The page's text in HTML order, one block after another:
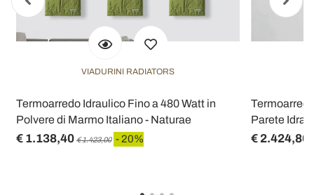
VIADURINI RADIATORS
Termoarredo Idraulico Fino a 480 Watt in
Polvere di Marmo Italiano - Naturae
€ 1.138,40 € 1.423,00 - 20%
Parete
€ 2.424,80